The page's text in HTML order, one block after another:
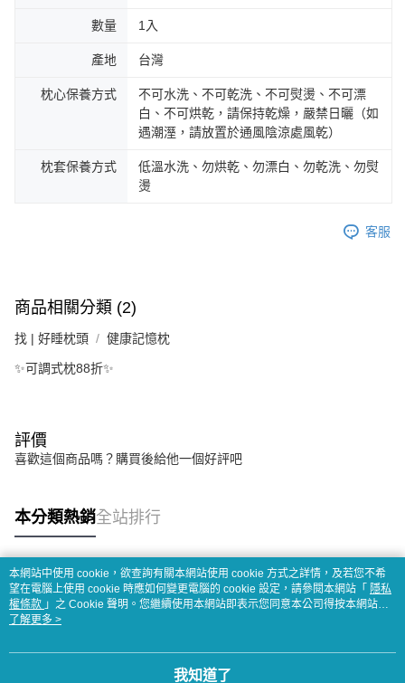
數量 1入
產地 台灣
枕心保養方式
不可水洗、不可乾洗、不可熨燙、不可漂
白、不可烘乾，請保持乾燥，嚴禁日曬（如
遇潮溼，請放置於通風陰涼處風乾）
枕套保養方式
低溫水洗、勿烘乾、勿漂白、勿乾洗、勿熨
燙
客服
商品相關分類 (2)
找 | 好睡枕頭 健康記憶枕
✨可調式枕88折✨
評價
喜歡這個商品嗎？購買後給他一個好評吧
本分類熱銷全站排行
熱門標籤
本網站中使用 cookie，欲查詢有關本網站使用 cookie 方式之詳情，及若您不希
望在電腦上使用 cookie 時應如何變更電腦的 cookie 設定，請參閱本網站「 隱私
權條款 」之 Cookie 聲明。您繼續使用本網站即表示您同意本公司得按本網站使
用條款之 Cookie 聲明使用 cookie。
了解更多 >
我知道了